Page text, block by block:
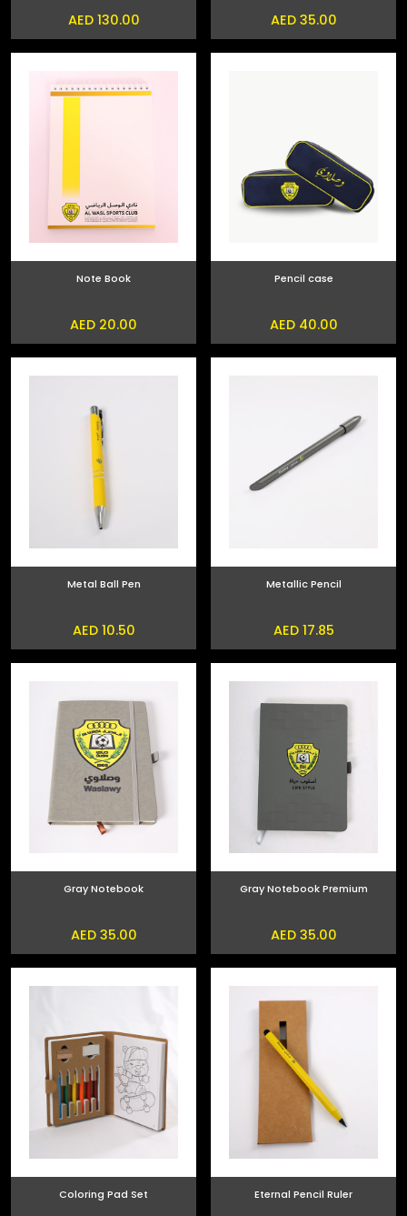
AED 35.00
AED 130.00
Pencil case
AED 40.00
Note Book
AED 20.00
Metallic Pencil
AED 17.85
Metal Ball Pen
AED 10.50
Gray Notebook Premium
AED 35.00
Gray Notebook
AED 35.00
Eternal Pencil Ruler
Coloring Pad Set